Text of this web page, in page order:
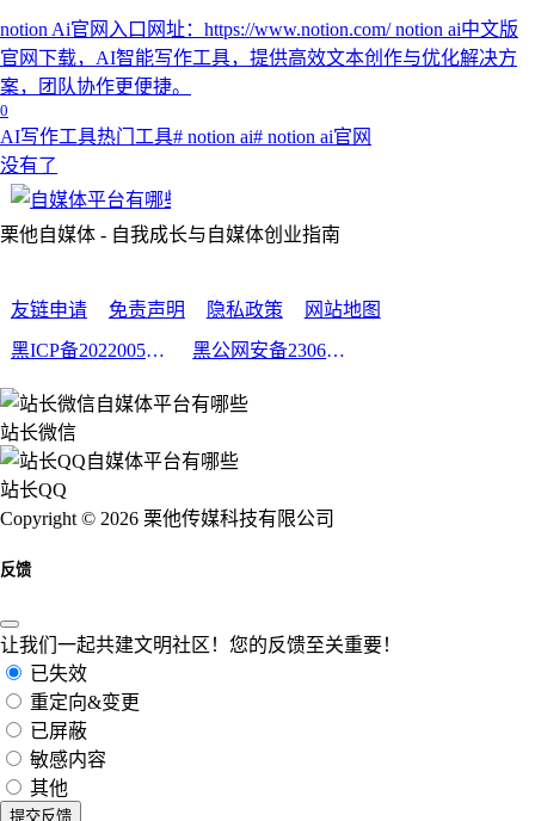
notion Ai官网入口网址：https://www.notion.com/ notion ai中文版
官网下载，AI智能写作工具，提供高效文本创作与优化解决方
案，团队协作更便捷。
0
AI写作工具热门工具# notion ai# notion ai官网
没有了
栗他自媒体 - 自我成长与自媒体创业指南
友链申请 免责声明 隐私政策
网站地图
黑ICP备2022005210号-2
黑公网安备23060302000213号
站长微信
站长QQ
Copyright © 2026 栗他传媒科技有限公司
反馈
让我们一起共建文明社区！您的反馈至关重要！
已失效
重定向&变更
已屏蔽
敏感内容
其他
提交反馈